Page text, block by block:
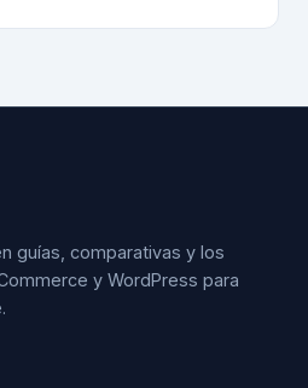
guías, comparativas y los
y WordPress para